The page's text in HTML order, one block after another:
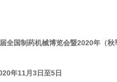
全国制药机械博览会暨2020年（
年11月3日至5日